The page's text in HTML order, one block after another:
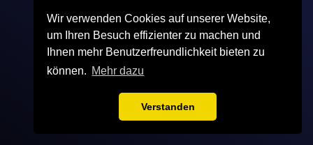
Wir verwenden Cookies auf unserer Website,
um Ihren Besuch effizienter zu machen und
Ihnen mehr Benutzerfreundlichkeit bieten zu
können. Mehr dazu
Verstanden